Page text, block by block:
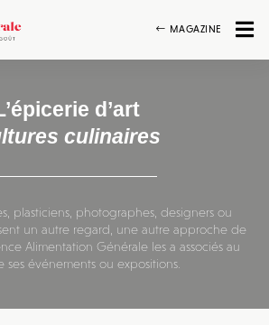
MAGAZINE
d’art
culinaires
plasticiens, photographes, designers ou
un autre regard, une autre approche de
Alimentation Générale les a associés au
ses événements ou expositions.